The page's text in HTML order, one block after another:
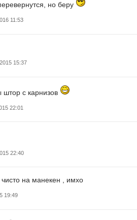
но беру
11:53
15:37
с карнизов
22:01
22:40
на манекен , имхо
19:49